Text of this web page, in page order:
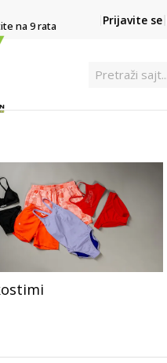
na 9 rata
Prijavite se
Pretraži sa